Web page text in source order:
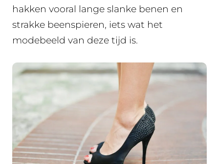
hakken vooral lange slanke benen en
strakke beenspieren, iets wat het
modebeeld van deze tijd is.